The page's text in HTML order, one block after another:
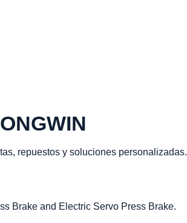
repuestos y soluciones personalizadas.
Brake and Electric Servo Press Brake.